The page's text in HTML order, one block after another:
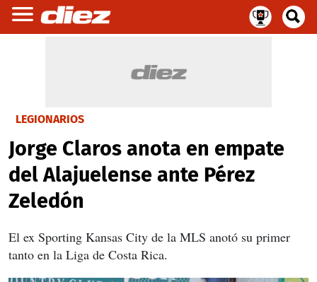
LEGIONARIOS
Jorge Claros anota en empate
del Alajuelense ante Pérez
Zeledón
El ex Sporting Kansas City de la MLS anotó su primer
tanto en la Liga de Costa Rica.